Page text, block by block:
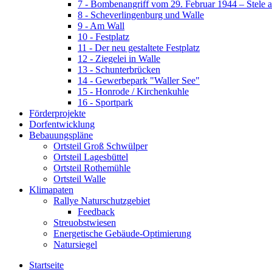
7 - Bombenangriff vom 29. Februar 1944 – Stele
8 - Scheverlingenburg und Walle
9 - Am Wall
10 - Festplatz
11 - Der neu gestaltete Festplatz
12 - Ziegelei in Walle
13 - Schunterbrücken
14 - Gewerbepark "Waller See"
15 - Honrode / Kirchenkuhle
16 - Sportpark
Förderprojekte
Dorfentwicklung
Bebauungspläne
Ortsteil Groß Schwülper
Ortsteil Lagesbüttel
Ortsteil Rothemühle
Ortsteil Walle
Klimapaten
Rallye Naturschutzgebiet
Feedback
Streuobstwiesen
Energetische Gebäude-Optimierung
Natursiegel
Startseite